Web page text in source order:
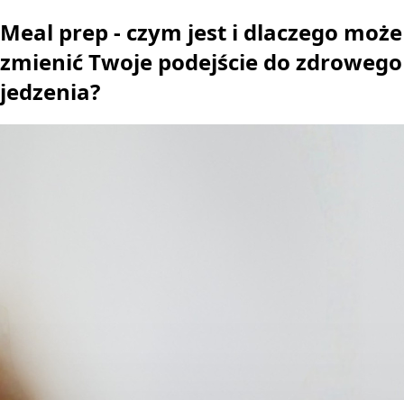
Meal prep - czym jest i dlaczego może
zmienić Twoje podejście do zdrowego
jedzenia?